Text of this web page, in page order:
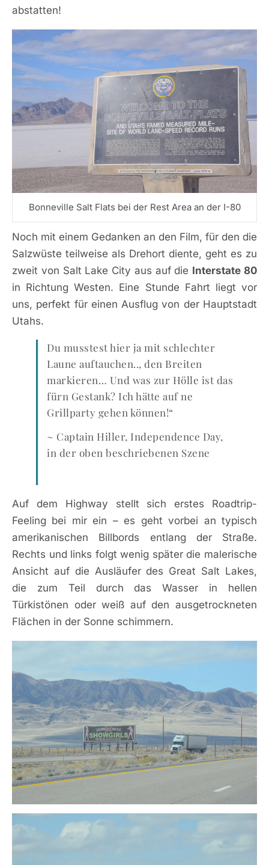
abstatten!
Bonneville Salt Flats bei der Rest Area an der I-80
Noch mit einem Gedanken an den Film, für den die
Salzwüste teilweise als Drehort diente, geht es zu
zweit von Salt Lake City aus auf die Interstate 80
in Richtung Westen. Eine Stunde Fahrt liegt vor
uns, perfekt für einen Ausflug von der Hauptstadt
Utahs.
Du musstest hier ja mit schlechter
Laune auftauchen.., den Breiten
markieren… Und was zur Hölle ist das
fürn Gestank? Ich hätte auf ne
Grillparty gehen können!“
~ Captain Hiller, Independence Day,
in der oben beschriebenen Szene
Auf dem Highway stellt sich erstes Roadtrip-
Feeling bei mir ein – es geht vorbei an typisch
amerikanischen Billbords entlang der Straße.
Rechts und links folgt wenig später die malerische
Ansicht auf die Ausläufer des Great Salt Lakes,
die zum Teil durch das Wasser in hellen
Türkistönen oder weiß auf den ausgetrockneten
Flächen in der Sonne schimmern.